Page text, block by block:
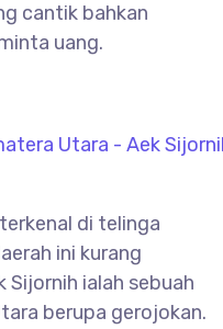
cantik bahkan
uang.
di telinga
ini kurang
ialah sebuah
berupa gerojokan.